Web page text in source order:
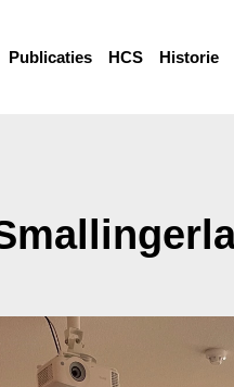
Publicaties HCS Historie